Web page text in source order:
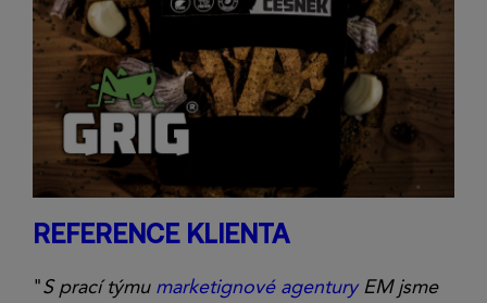
REFERENCE KLIENTA
"S prací týmu marketignové agenturyEM jsme